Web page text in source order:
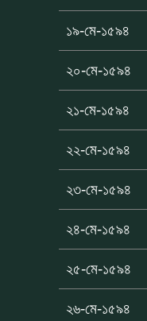
১৯-মে-১৫৯৪
২০-মে-১৫৯৪
২১-মে-১৫৯৪
২২-মে-১৫৯৪
২৩-মে-১৫৯৪
২৪-মে-১৫৯৪
২৫-মে-১৫৯৪
২৬-মে-১৫৯৪